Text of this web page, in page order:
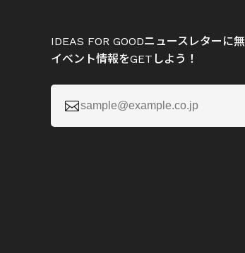
IDEAS FOR GOODニュースレターに
イベント情報をGETしよう！
